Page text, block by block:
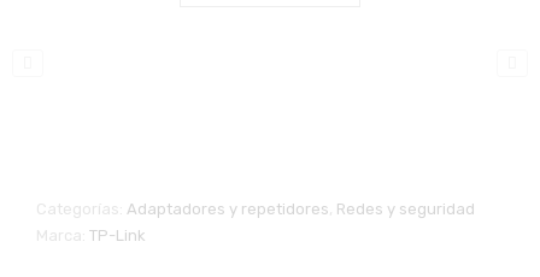
Categorías: Adaptadores y repetidores Redes y seguridad
Marca:TP-Link